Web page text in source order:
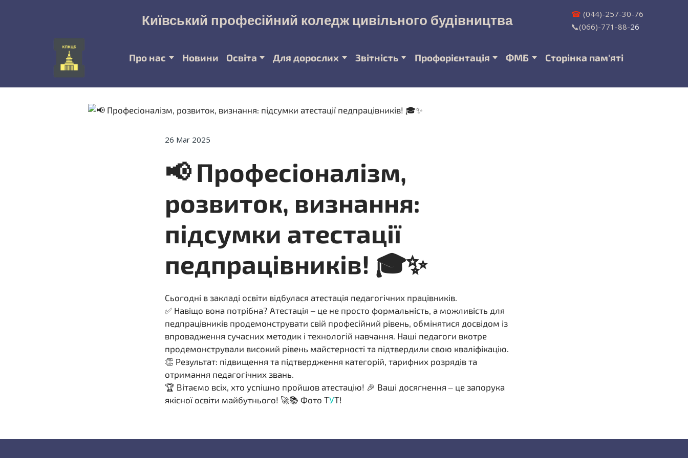
Київський професійний коледж цивільного будівництва ☎ (044)-257-30-76
📞(066)-771-88-26
Про нас Новини Освіта Для дорослих Звітність Профорієнтація ФМБ Сторінка пам'яті
26 Mar 2025
📢 Професіоналізм,
розвиток, визнання:
підсумки атестації
педпрацівників! 🎓✨
Сьогодні в закладі освіти відбулася атестація педагогічних працівників.
✅ Навіщо вона потрібна? Атестація – це не просто формальність, а можливість для
педпрацівників продемонструвати свій професійний рівень, обмінятися досвідом із
впровадження сучасних методик і технологій навчання. Наші педагоги вкотре
продемонстрували високий рівень майстерності та підтвердили свою кваліфікацію.
👏 Результат: підвищення та підтвердження категорій, тарифних розрядів та
отримання педагогічних звань.
🏆 Вітаємо всіх, хто успішно пройшов атестацію! 🎉 Ваші досягнення – це запорука
якісної освіти майбутнього! 🚀📚 Фото ТУТ!